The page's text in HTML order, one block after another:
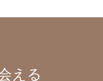
える